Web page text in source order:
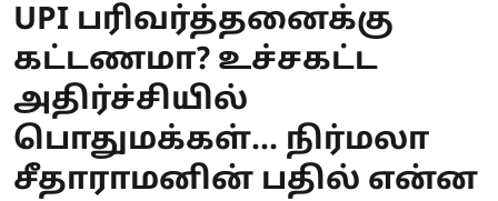
UPI பரிவர்த்தனைக்கு
கட்டணமா? உச்சகட்ட
அதிர்ச்சியில்
பொதுமக்கள்... நிர்மலா
சீதாராமனின் பதில் என்ன